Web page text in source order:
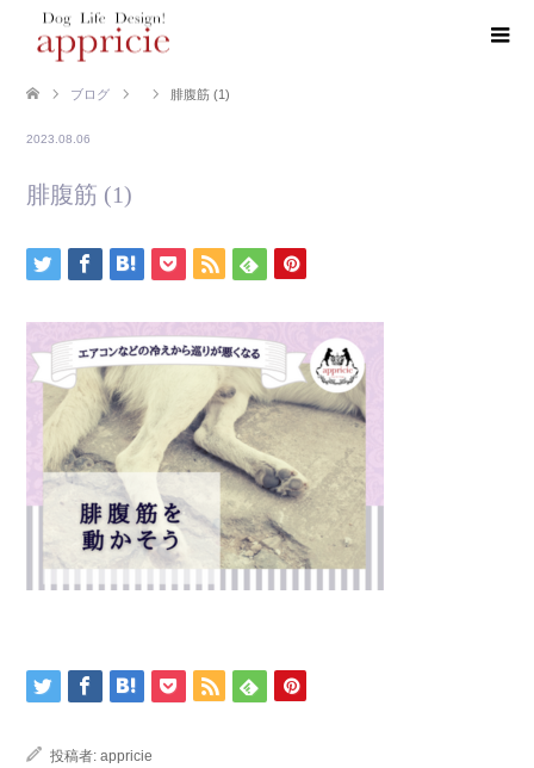
ブログ 腓腹筋 (1)
2023.08.06
腓腹筋 (1)
投稿者: appricie